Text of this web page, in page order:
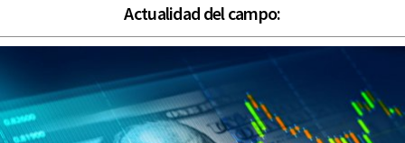
Actualidad del campo: